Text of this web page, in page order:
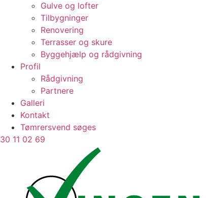
Gulve og lofter
Tilbygninger
Renovering
Terrasser og skure
Byggehjælp og rådgivning
Profil
Rådgivning
Partnere
Galleri
Kontakt
Tømrersvend søges
30 11 02 69